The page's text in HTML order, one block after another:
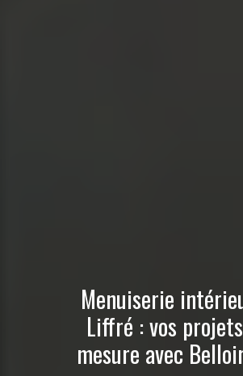
Menuiserie
Liffré : vos
mesure avec